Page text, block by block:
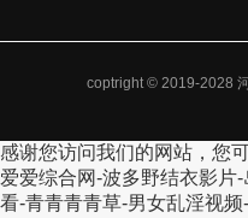
coptright © 2019-2028
感谢您访问我们的网站，您
爱爱综合网-波多野结衣影片
看-青青青青草-男女乱淫视